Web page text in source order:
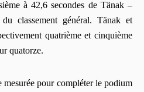
à 42,6 secondes de Tänak –
classement général. Tänak et
quatrième et cinquième
quatorze.
pour compléter le podium